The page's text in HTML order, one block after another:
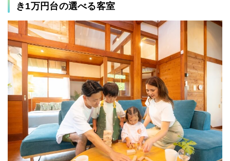
き1万円台の選べる客室